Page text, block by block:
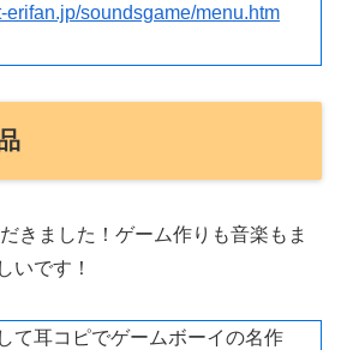
erifan.jp/soundsgame/menu.htm
きました！ゲーム作りも音楽もま
いです！
て耳コピでゲームボーイの名作